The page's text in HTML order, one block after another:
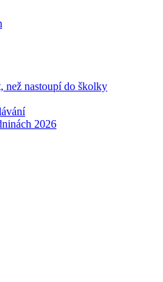
než nastoupí do školky
2026